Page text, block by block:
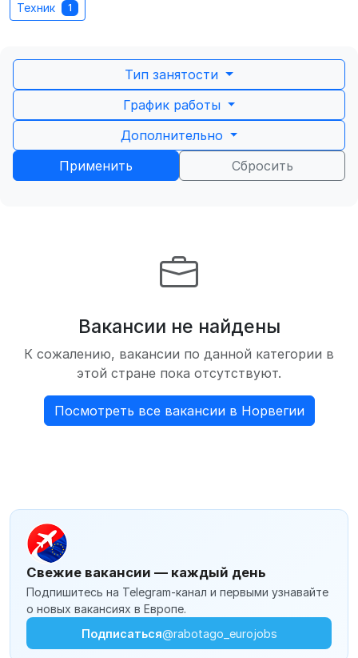
Техник 1
Тип занятости
График работы
Дополнительно
Применить
Сбросить
Вакансии не найдены
К сожалению, вакансии по данной категории в
этой стране пока отсутствуют.
Посмотреть все вакансии в Норвегии
Свежие вакансии — каждый день
Подпишитесь на Telegram-канал и первыми узнавайте
о новых вакансиях в Европе.
Подписаться@rabotago_eurojobs